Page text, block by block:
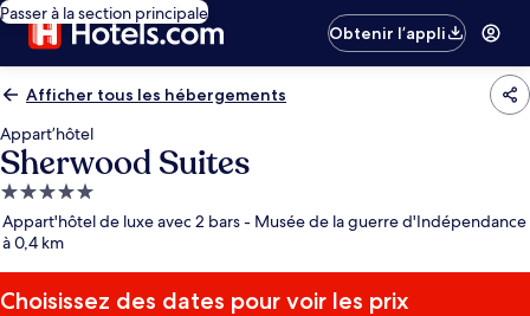
Passer à la section principale
Obtenir l’appli
Afficher tous les hébergements
Appart’hôtel
Sherwood Suites
Hébergement
5.0 étoiles
Appart'hôtel de luxe avec 2 bars - Musée de la guerre d'Indépendance
à 0,4 km
Choisissez des dates pour voir les prix